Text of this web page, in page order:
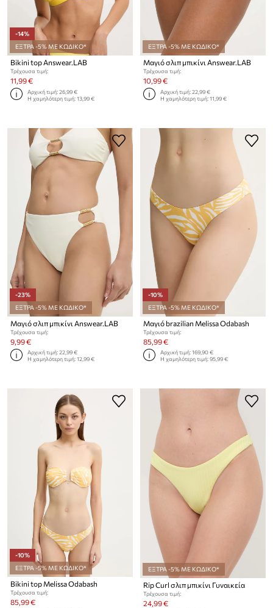
-14%
ΕΞΤΡΑ -5% ΜΕ ΚΩΔΙΚΟ*
Bikini top Answear.LAB
Τρέχουσα τιμή:
11,99 €
Αρχική τιμή:26,99 €
Η χαμηλότερη τιμή:13,99 €
ΕΞΤΡΑ -5% ΜΕ ΚΩΔΙΚΟ*
Μαγιό σλιπ μπικίνι Answear.LAB
Τρέχουσα τιμή:
10,99 €
Αρχική τιμή:22,99 €
Η χαμηλότερη τιμή:11,99 €
-23%
ΕΞΤΡΑ -5% ΜΕ ΚΩΔΙΚΟ*
Μαγιό σλιπ μπικίνι Answear.LAB
Τρέχουσα τιμή:
9,99 €
Αρχική τιμή:22,99 €
Η χαμηλότερη τιμή:12,99 €
-10%
ΕΞΤΡΑ -5% ΜΕ ΚΩΔΙΚΟ*
Μαγιό brazilian Melissa Odabash
Τρέχουσα τιμή:
85,99 €
Αρχική τιμή:169,90 €
Η χαμηλότερη τιμή:95,99 €
-10%
ΕΞΤΡΑ -5% ΜΕ ΚΩΔΙΚΟ*
Bikini top Melissa Odabash
Τρέχουσα τιμή:
85,99 €
ΕΞΤΡΑ -5% ΜΕ ΚΩΔΙΚΟ*
Rip Curl σλιπ μπικίνι Γυναικεία
Τρέχουσα τιμή:
24,99 €